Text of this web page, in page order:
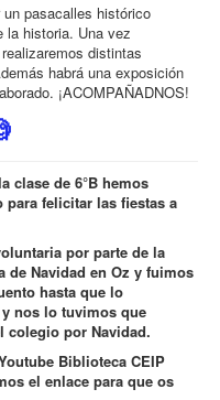
pasacalles histórico
la historia. Una vez
distintas
habrá una exposición
¡ACOMPAÑADNOS!
clase de 6°B hemos
para felicitar las fiestas a
por parte de la
de Navidad en Oz y fuimos
hasta que lo
nos lo tuvimos que
colegio por Navidad.
Biblioteca CEIP
el enlace para que os